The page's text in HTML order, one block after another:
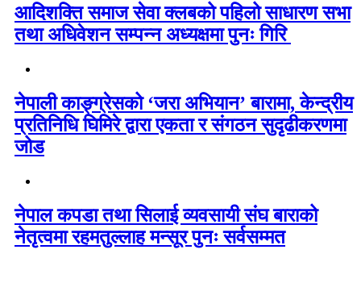
आदिशक्ति समाज सेवा क्लबको पहिलो साधारण सभा
तथा अधिवेशन सम्पन्न अध्यक्षमा पुनः गिरि
नेपाली काङ्ग्रेसको ‘जरा अभियान’ बारामा, केन्द्रीय
प्रतिनिधि घिमिरे द्वारा एकता र संगठन सुदृढीकरणमा
जोड
नेपाल कपडा तथा सिलाई व्यवसायी संघ बाराको
नेतृत्वमा रहमतुल्लाह मन्सूर पुनः सर्वसम्मत